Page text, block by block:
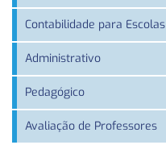
Contabilidade para Escolas
Administrativo
Pedagógico
Avaliação de Professores